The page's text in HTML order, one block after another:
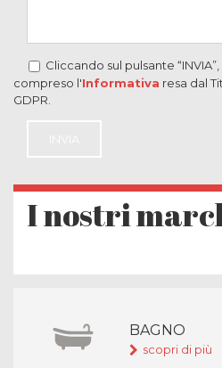
Cliccando sul pulsante
compreso l'Informativa resa dal
GDPR.
I nostri
BAGNO
scopri di più